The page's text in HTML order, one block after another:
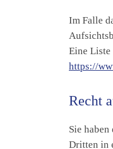
Im Falle
Eine Liste
https://
Recht
Sie
Dritten in